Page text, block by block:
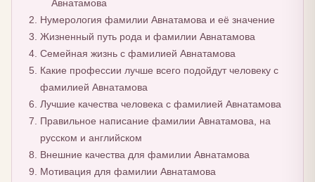
Авнатамова
Нумерология фамилии Авнатамова и её значение
Жизненный путь рода и фамилии Авнатамова
Семейная жизнь с фамилией Авнатамова
Какие профессии лучше всего подойдут человеку с
фамилией Авнатамова
Лучшие качества человека с фамилией Авнатамова
Правильное написание фамилии Авнатамова, на
русском и английском
Внешние качества для фамилии Авнатамова
Мотивация для фамилии Авнатамова